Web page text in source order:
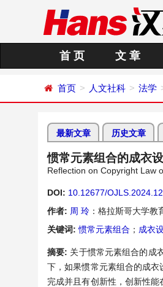
首 页 文 章
首页 人文社科 法学
最新文章 历史文章
惯常元素组合的成衣
Reflection on Copyright Law
DOI: 10.12677/
作者: 周 玲 ：格拉斯哥大学
关键词:惯常元素组合 ； 成衣
摘要: 关于惯常元素组合的成
下，如果惯常元素组合的成衣
完成并且有创新性，创新性